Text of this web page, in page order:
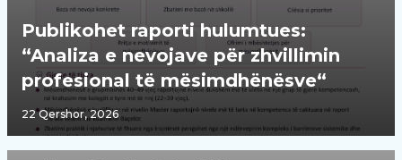
Publikohet raporti hulumtues:
“Analiza e nevojave për zhvillimin
profesional të mësimdhënësve“
22 Qershor, 2026